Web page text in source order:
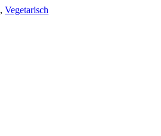
, Vegetarisch